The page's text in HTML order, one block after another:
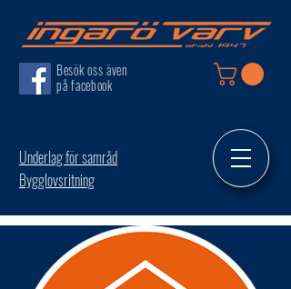
Besök oss även
på facebook
Underlag för samråd
Bygglovsritning